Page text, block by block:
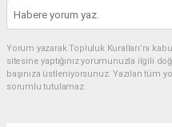
Yorum yazarak Topluluk Kuralları’nı
sitesine yaptığınız yorumunuzla ilgili
başınıza üstleniyorsunuz. Yazılan
sorumlu tutulamaz.